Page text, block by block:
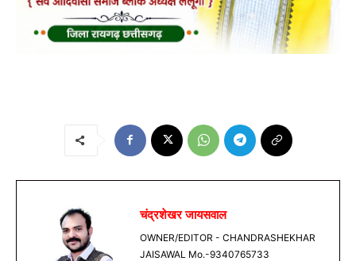
चंद्रशेखर जायसवाल
OWNER/EDITOR - CHANDRASHEKHAR
JAISAWAL Mo.-9340765733